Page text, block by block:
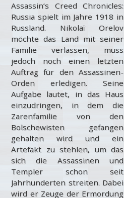
Assassin’s Creed Chronicles:
Russia spielt im Jahre 1918 in
Russland. Nikolaï Orelov
möchte das Land mit seiner
Familie verlassen, muss
jedoch noch einen letzten
Auftrag für den Assassinen-
Orden erledigen. Seine
Aufgabe lautet, in das Haus
einzudringen, in dem die
Zarenfamilie von den
Bolschewisten gefangen
gehalten wird und ein
Artefakt zu stehlen, um das
sich die Assassinen und
Templer schon seit
Jahrhunderten streiten. Dabei
wird er Zeuge der Ermordung